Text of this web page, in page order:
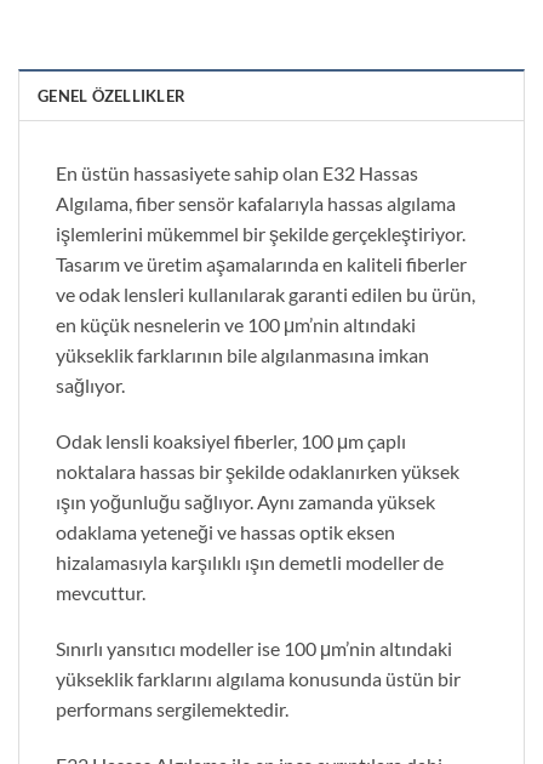
GENEL ÖZELLIKLER
En üstün hassasiyete sahip olan E32 Hassas
Algılama, fiber sensör kafalarıyla hassas algılama
işlemlerini mükemmel bir şekilde gerçekleştiriyor.
Tasarım ve üretim aşamalarında en kaliteli fiberler
ve odak lensleri kullanılarak garanti edilen bu ürün,
en küçük nesnelerin ve 100 μm’nin altındaki
yükseklik farklarının bile algılanmasına imkan
sağlıyor.
Odak lensli koaksiyel fiberler, 100 μm çaplı
noktalara hassas bir şekilde odaklanırken yüksek
ışın yoğunluğu sağlıyor. Aynı zamanda yüksek
odaklama yeteneği ve hassas optik eksen
hizalamasıyla karşılıklı ışın demetli modeller de
mevcuttur.
Sınırlı yansıtıcı modeller ise 100 μm’nin altındaki
yükseklik farklarını algılama konusunda üstün bir
performans sergilemektedir.